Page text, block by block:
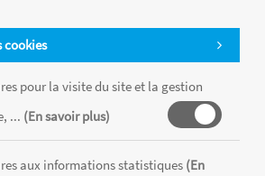
cookies
pour la visite du site et la gestion
... (En savoir plus)
aux informations statistiques (En
dans la limite des stocks disponibles de
taxes comprises.